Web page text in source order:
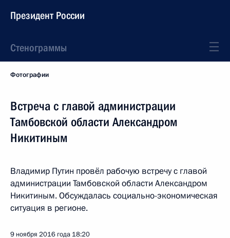
Президент России
Стенограммы
Фотографии
Встреча с главой администрации
Тамбовской области Александром
Никитиным
Владимир Путин провёл рабочую встречу с главой
администрации Тамбовской области Александром
Никитиным. Обсуждалась социально-экономическая
ситуация в регионе.
9 ноября 2016 года 18:20